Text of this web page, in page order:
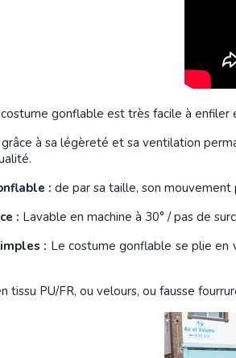
gonflable est très facile à enfiler
grâce à sa légèreté et sa ventilation
: de par sa taille, son
: Lavable en machine à 30° / pas de
: Le costume gonflable se plie en
tissu PU/FR, ou velours, ou fausse